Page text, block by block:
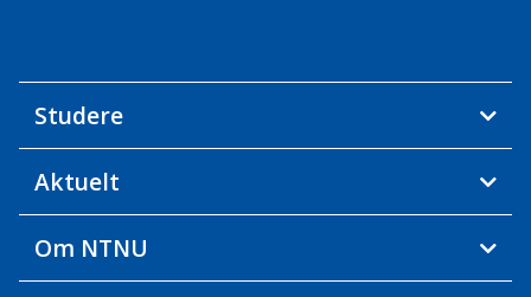
Studere
Aktuelt
Om NTNU